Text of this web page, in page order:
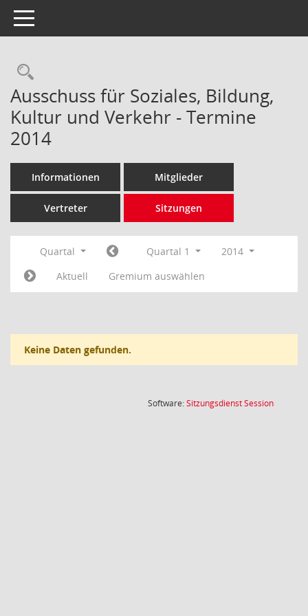
Toggle navigation
Rechercheauswahl
Ausschuss für Soziales, Bildung,
Kultur und Verkehr - Termine
2014
Informationen Mitglieder
Vertreter Sitzungen
Quartal Quartal 1
2014
Aktuell
Gremium auswählen
Keine Daten gefunden.
Software:SitzungsdienstSession(Wird in